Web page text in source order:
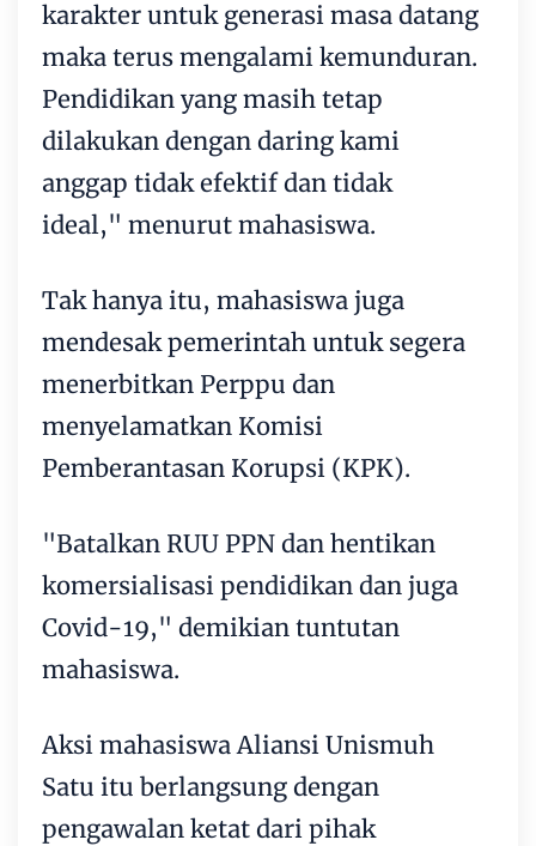
karakter untuk generasi masa datang
maka terus mengalami kemunduran.
Pendidikan yang masih tetap
dilakukan dengan daring kami
anggap tidak efektif dan tidak
ideal," menurut mahasiswa.
Tak hanya itu, mahasiswa juga
mendesak pemerintah untuk segera
menerbitkan Perppu dan
menyelamatkan Komisi
Pemberantasan Korupsi (KPK).
"Batalkan RUU PPN dan hentikan
komersialisasi pendidikan dan juga
Covid-19," demikian tuntutan
mahasiswa.
Aksi mahasiswa Aliansi Unismuh
Satu itu berlangsung dengan
pengawalan ketat dari pihak